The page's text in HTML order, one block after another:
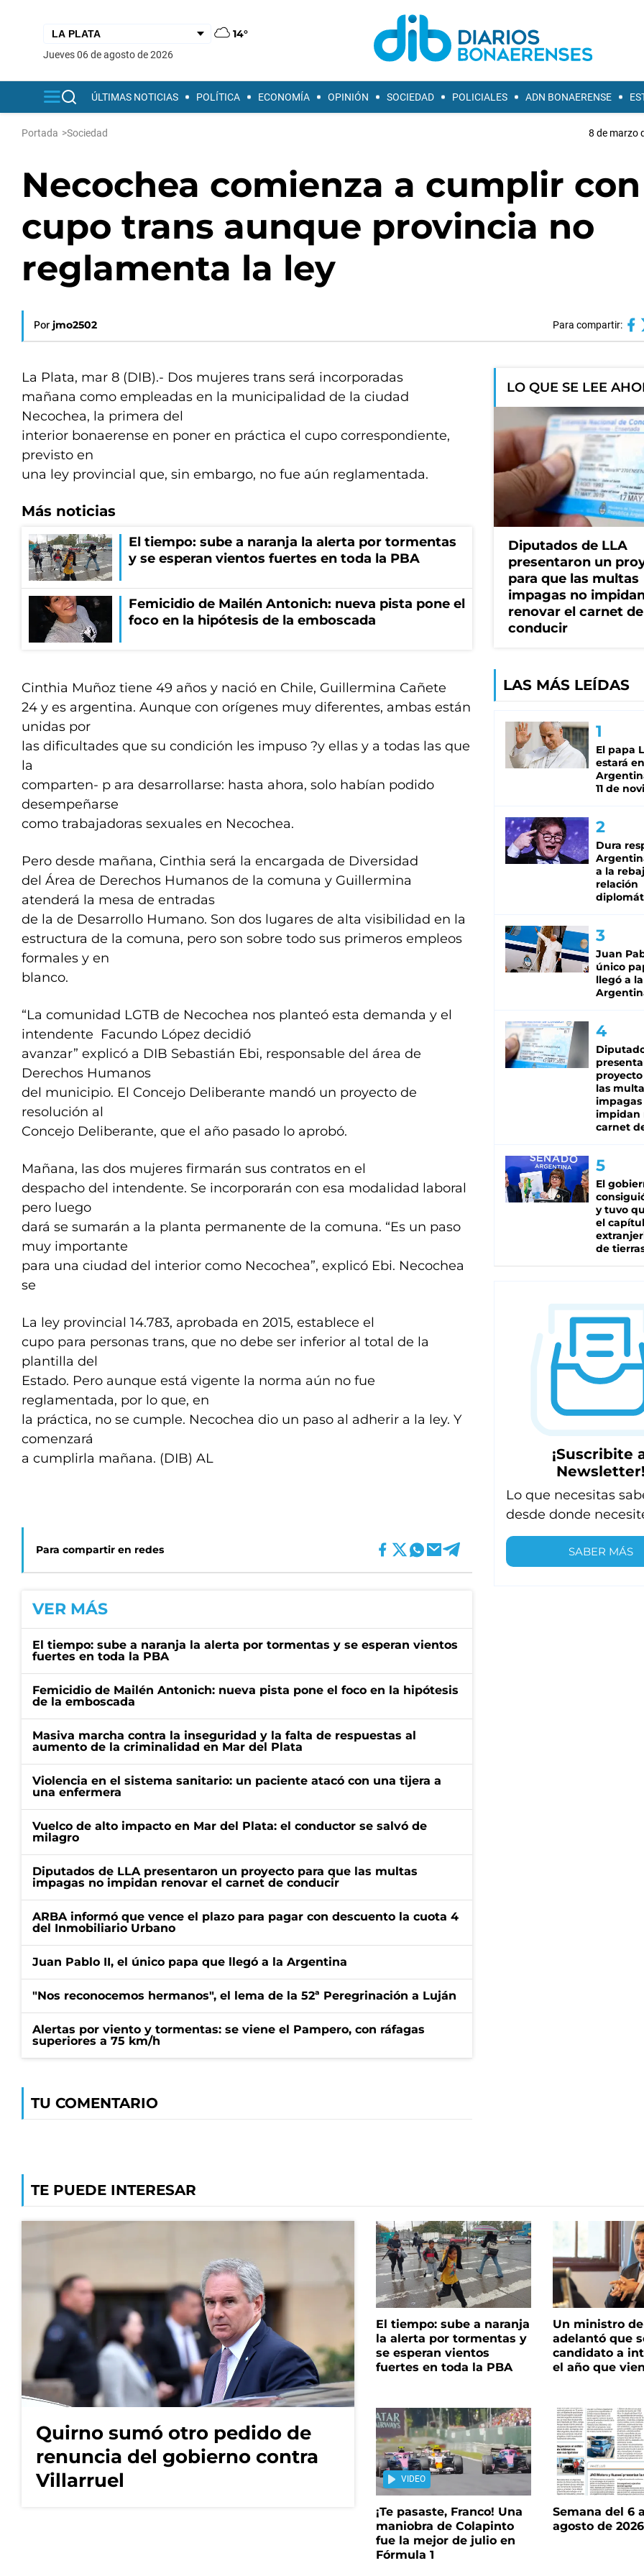
14°
jueves 06 de agosto de 2026
ÚLTIMAS NOTICIAS POLÍTICA ECONOMÍA OPINIÓN SOCIEDAD POLICIALES ADN BONAERENSE
Portada >Sociedad 8 de marzo
Necochea comienza a cumplir con
cupo trans aunque provincia no
reglamenta la ley
Por jmo2502 Para compartir:
La Plata, mar 8 (DIB).- Dos mujeres trans será incorporadas
mañana como empleadas en la municipalidad de la ciudad
Necochea, la primera del
interior bonaerense en poner en práctica el cupo correspondiente,
previsto en
una ley provincial que, sin embargo, no fue aún reglamentada.
Más noticias
El tiempo: sube a naranja la alerta por tormentas
y se esperan vientos fuertes en toda la PBA
Femicidio de Mailén Antonich: nueva pista pone el
foco en la hipótesis de la emboscada
Cinthia Muñoz tiene 49 años y nació en Chile, Guillermina Cañete
24 y es argentina. Aunque con orígenes muy diferentes, ambas están
unidas por
las dificultades que su condición les impuso ?y ellas y a todas las que
la
comparten- p ara desarrollarse: hasta ahora, solo habían podido
desempeñarse
como trabajadoras sexuales en Necochea.
Pero desde mañana, Cinthia será la encargada de Diversidad
del Área de Derechos Humanos de la comuna y Guillermina
atenderá la mesa de entradas
de la de Desarrollo Humano. Son dos lugares de alta visibilidad en la
estructura de la comuna, pero son sobre todo sus primeros empleos
formales y en
blanco.
“La comunidad LGTB de Necochea nos planteó esta demanda y el
intendente Facundo López decidió
avanzar” explicó a DIB Sebastián Ebi, responsable del área de
Derechos Humanos
del municipio. El Concejo Deliberante mandó un proyecto de
resolución al
Concejo Deliberante, que el año pasado lo aprobó.
Mañana, las dos mujeres firmarán sus contratos en el
despacho del intendente. Se incorporarán con esa modalidad laboral
pero luego
dará se sumarán a la planta permanente de la comuna. “Es un paso
muy importante
para una ciudad del interior como Necochea”, explicó Ebi. Necochea
se
La ley provincial 14.783, aprobada en 2015, establece el
cupo para personas trans, que no debe ser inferior al total de la
plantilla del
Estado. Pero aunque está vigente la norma aún no fue
reglamentada, por lo que, en
la práctica, no se cumple. Necochea dio un paso al adherir a la ley. Y
comenzará
a cumplirla mañana. (DIB) AL
Para compartir en redes
VER MÁS
El tiempo: sube a naranja la alerta por tormentas y se esperan vientos
fuertes en toda la PBA
Femicidio de Mailén Antonich: nueva pista pone el foco en la hipótesis
de la emboscada
Masiva marcha contra la inseguridad y la falta de respuestas al
aumento de la criminalidad en Mar del Plata
Violencia en el sistema sanitario: un paciente atacó con una tijera a
una enfermera
Vuelco de alto impacto en Mar del Plata: el conductor se salvó de
milagro
Diputados de LLA presentaron un proyecto para que las multas
impagas no impidan renovar el carnet de conducir
ARBA informó que vence el plazo para pagar con descuento la cuota 4
del Inmobiliario Urbano
Juan Pablo II, el único papa que llegó a la Argentina
"Nos reconocemos hermanos", el lema de la 52ª Peregrinación a Luján
Alertas por viento y tormentas: se viene el Pampero, con ráfagas
superiores a 75 km/h
TU COMENTARIO
LO QUE SE LEE
Diputados de LLA
presentaron un
para que las multas
impagas no
renovar el carnet de
conducir
LAS MÁS LEÍDAS
El papa
estará
11 de
Dura
a la
relación
Juan
único
llegó a la
las
impagas
impidan
carnet
El
y tuvo
el
de
¡Suscribite
Newsletter!
Lo que necesitas
desde donde
SABER MÁS
TE PUEDE INTERESAR
Quirno sumó otro pedido de
renuncia del gobierno contra
Villarruel
El tiempo: sube a naranja
la alerta por tormentas y
se esperan vientos
fuertes en toda la PBA
Un ministro
adelantó que
candidato a
el año que
VIDEO
¡Te pasaste, Franco! Una
maniobra de Colapinto
fue la mejor de julio en
Fórmula 1
Semana del 6
agosto de 2026